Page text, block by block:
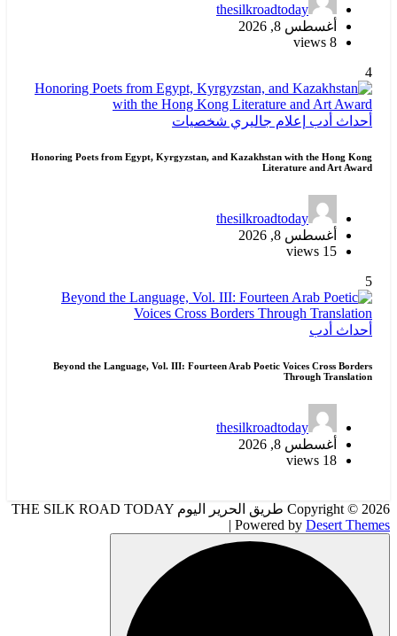
thesilkroadtoday
أغسطس 8, 2026
8 views
4
أحداث أدب إعلام جاليري شخصيات
Honoring Poets from Egypt, Kyrgyzstan, and Kazakhstan with the Hong Kong
Literature and Art Award
thesilkroadtoday
أغسطس 8, 2026
15 views
5
أحداث أدب
Beyond the Language, Vol. III: Fourteen Arab Poetic Voices Cross Borders
Through Translation
thesilkroadtoday
أغسطس 8, 2026
18 views
Copyright © 2026 طريق الحرير اليوم THE SILK ROAD TODAY
| Powered by Desert Themes